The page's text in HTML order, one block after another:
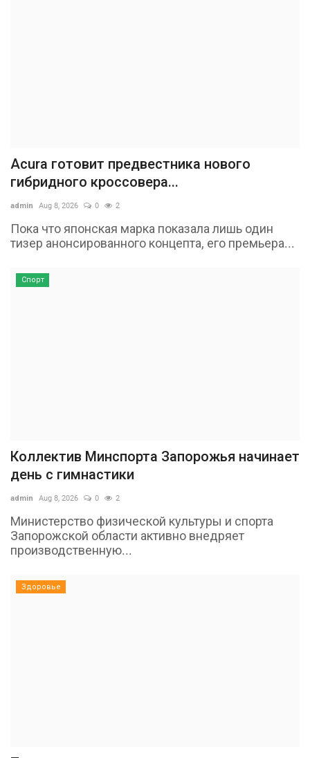
Acura готовит предвестника нового
гибридного кроссовера...
admin Aug 8, 2026 0 2
Пока что японская марка показала лишь один
тизер анонсированного концепта, его премьера...
Спорт
Коллектив Минспорта Запорожья начинает
день с гимнастики
admin Aug 8, 2026 0 2
Министерство физической культуры и спорта
Запорожской области активно внедряет
производственную...
Здоровье